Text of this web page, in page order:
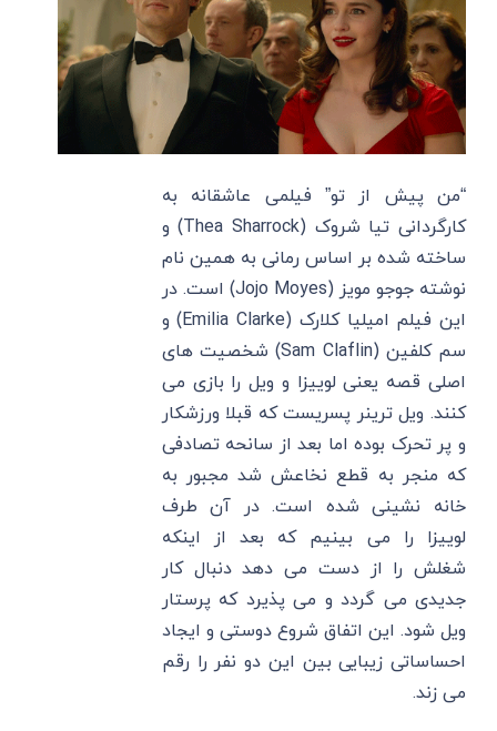
“من پیش از تو” فیلمی عاشقانه به
کارگردانی تیا شروک (Thea Sharrock) و
ساخته شده بر اساس رمانی به همین نام
نوشته جوجو مویز (Jojo Moyes) است. در
این فیلم امیلیا کلارک (Emilia Clarke) و
سم کلفین (Sam Claflin) شخصیت های
اصلی قصه یعنی لوییزا و ویل را بازی می
کنند. ویل ترینر پسریست که قبلا ورزشکار
و پر تحرک بوده اما بعد از سانحه تصادفی
که منجر به قطع نخاعش شد مجبور به
خانه نشینی شده است. در آن طرف
لوییزا را می بینیم که بعد از اینکه
شغلش را از دست می دهد دنبال کار
جدیدی می گردد و می پذیرد که پرستار
ویل شود. این اتفاق شروع دوستی و ایجاد
احساساتی زیبایی بین این دو نفر را رقم
می زند.